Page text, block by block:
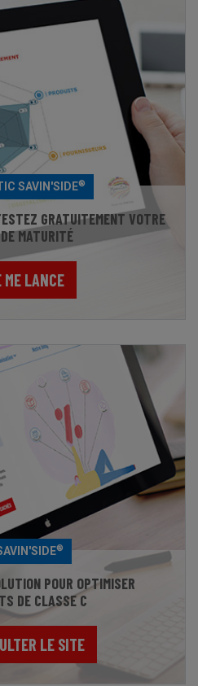
SAVIN'SIDE®
GRATUITEMENT VOTRE
MATURITÉ
ME LANCE
®
POUR OPTIMISER
DE CLASSE C
LE SITE